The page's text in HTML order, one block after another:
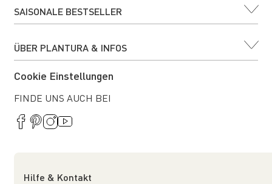
SAISONALE BESTSELLER
ÜBER PLANTURA & INFOS
Cookie Einstellungen
FINDE UNS AUCH BEI
Hilfe & Kontakt